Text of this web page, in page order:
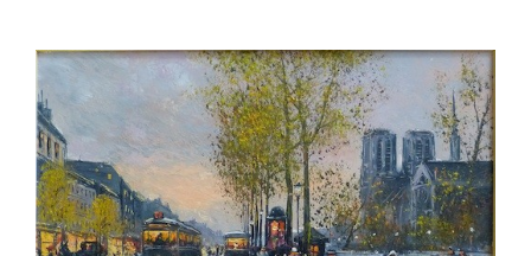
AJOUTER AU PANIER
/
DÉTAILS